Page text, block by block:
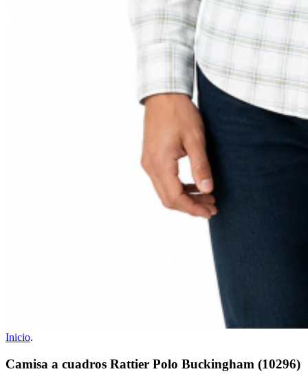
Inicio.
Camisa a cuadros Rattier Polo Buckingham (10296)